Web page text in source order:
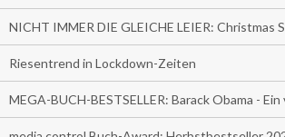
NICHT IMMER DIE GLEICHE LEIER: Christmas
Riesentrend in Lockdown-Zeiten
MEGA-BUCH-BESTSELLER: Barack Obama -